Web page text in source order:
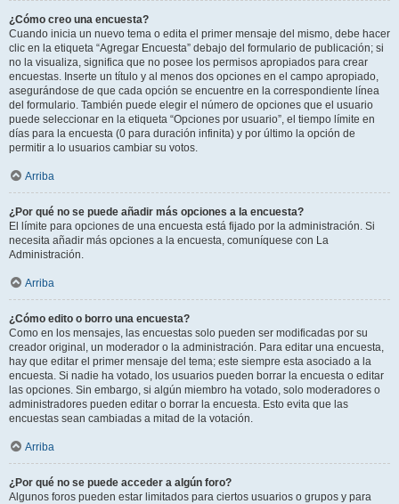
¿Cómo creo una encuesta?
Cuando inicia un nuevo tema o edita el primer mensaje del mismo, debe hacer
clic en la etiqueta “Agregar Encuesta” debajo del formulario de publicación; si
no la visualiza, significa que no posee los permisos apropiados para crear
encuestas. Inserte un título y al menos dos opciones en el campo apropiado,
asegurándose de que cada opción se encuentre en la correspondiente línea
del formulario. También puede elegir el número de opciones que el usuario
puede seleccionar en la etiqueta “Opciones por usuario”, el tiempo límite en
días para la encuesta (0 para duración infinita) y por último la opción de
permitir a lo usuarios cambiar su votos.
Arriba
¿Por qué no se puede añadir más opciones a la encuesta?
El límite para opciones de una encuesta está fijado por la administración. Si
necesita añadir más opciones a la encuesta, comuníquese con La
Administración.
Arriba
¿Cómo edito o borro una encuesta?
Como en los mensajes, las encuestas solo pueden ser modificadas por su
creador original, un moderador o la administración. Para editar una encuesta,
hay que editar el primer mensaje del tema; este siempre esta asociado a la
encuesta. Si nadie ha votado, los usuarios pueden borrar la encuesta o editar
las opciones. Sin embargo, si algún miembro ha votado, solo moderadores o
administradores pueden editar o borrar la encuesta. Esto evita que las
encuestas sean cambiadas a mitad de la votación.
Arriba
¿Por qué no se puede acceder a algún foro?
Algunos foros pueden estar limitados para ciertos usuarios o grupos y para